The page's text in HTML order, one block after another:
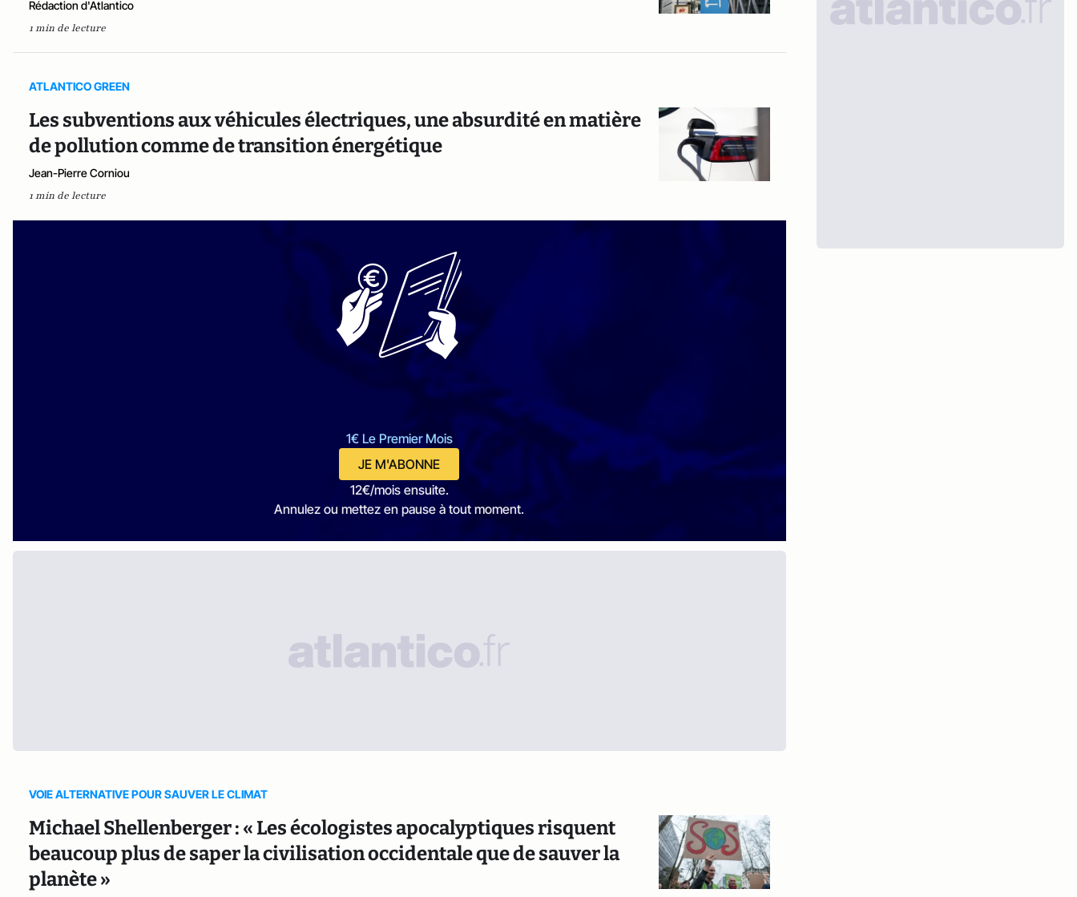
Rédaction d'Atlantico
1 min de lecture
ATLANTICO GREEN
Les subventions aux véhicules électriques, une absurdité en matière
de pollution comme de transition énergétique
Jean-Pierre Corniou
1 min de lecture
1€ Le Premier Mois
JE M'ABONNE
12€/mois ensuite.
Annulez ou mettez en pause à tout moment.
VOIE ALTERNATIVE POUR SAUVER LE CLIMAT
Michael Shellenberger : « Les écologistes apocalyptiques risquent
beaucoup plus de saper la civilisation occidentale que de sauver la
planète »